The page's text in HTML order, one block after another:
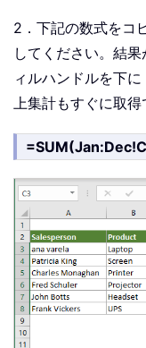
2．下記の数式をコ
してください。結
ィルハンドルを下
上集計もすぐに取得